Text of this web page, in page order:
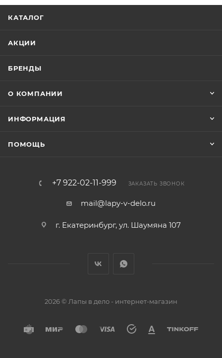
КАТАЛОГ
АКЦИИ
БРЕНДЫ
О КОМПАНИИ
ИНФОРМАЦИЯ
ПОМОЩЬ
+7 922-02-11-999 ЗАКАЗАТЬ ЗВОНОК
mail@lapy-v-delo.ru
г. Екатеринбург, ул. Шаумяна 107
2026 © Лапы в дело - интернет-магазин